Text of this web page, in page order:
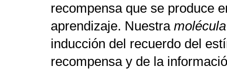
recompensa que se produce
aprendizaje. Nuestra
inducción del recuerdo del
recompensa y de la